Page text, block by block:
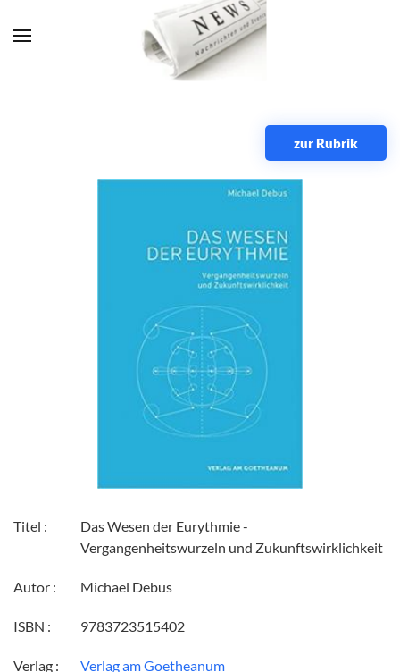
Zum Hauptinhalt springen
zur Rubrik
Titel :
Das Wesen der Eurythmie -
Vergangenheitswurzeln und Zukunftswirklichkeit
Autor : Michael Debus
ISBN : 9783723515402
Verlag : Verlag am Goetheanum